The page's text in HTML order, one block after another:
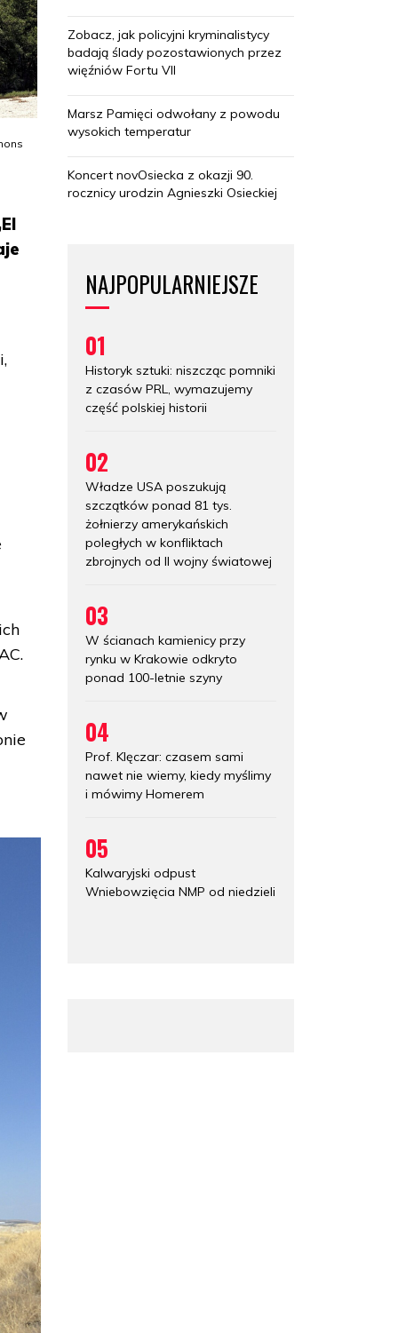
Zobacz, jak policyjni kryminalistycy
badają ślady pozostawionych przez
więźniów Fortu VII
Marsz Pamięci odwołany z powodu
wysokich temperatur
Koncert novOsiecka z okazji 90.
rocznicy urodzin Agnieszki Osieckiej
NAJPOPULARNIEJSZE
01
Historyk sztuki: niszcząc pomniki
z czasów PRL, wymazujemy
część polskiej historii
02
Władze USA poszukują
szczątków ponad 81 tys.
żołnierzy amerykańskich
poległych w konfliktach
zbrojnych od II wojny światowej
03
W ścianach kamienicy przy
rynku w Krakowie odkryto
ponad 100-letnie szyny
04
Prof. Klęczar: czasem sami
nawet nie wiemy, kiedy myślimy
i mówimy Homerem
05
Kalwaryjski odpust
Wniebowzięcia NMP od niedzieli